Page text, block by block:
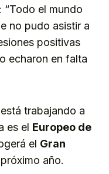
“Todo el mundo
no pudo asistir a
positivas
echaron en falta
trabajando a
es el Europeo de
el Gran
año.